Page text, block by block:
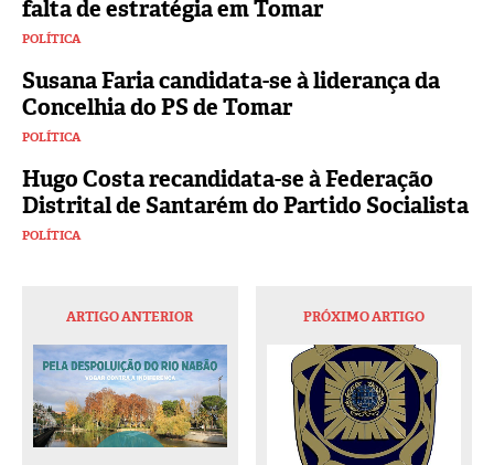
falta de estratégia em Tomar
POLÍTICA
Susana Faria candidata-se à liderança da
Concelhia do PS de Tomar
POLÍTICA
Hugo Costa recandidata-se à Federação
Distrital de Santarém do Partido Socialista
POLÍTICA
ARTIGO ANTERIOR PRÓXIMO ARTIGO